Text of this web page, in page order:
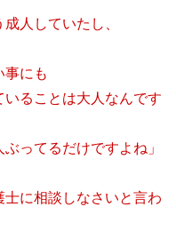
人していたし、
事にも
ることは大人なんです
ってるだけですよね」
に相談しなさいと言わ